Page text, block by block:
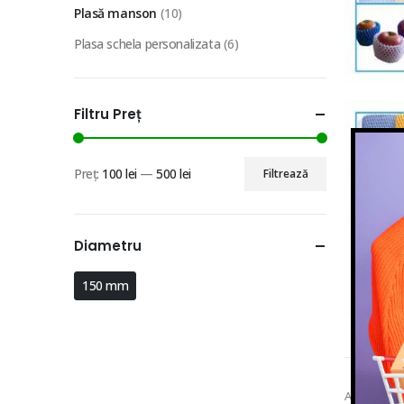
Arată:
Plasă manson (10)
Plasa schela personalizata (6)
Filtru Preț
Preț
minim
Preț
maxim
Filtrează
Preț: 100 lei—500 lei
Diametru
150 mm